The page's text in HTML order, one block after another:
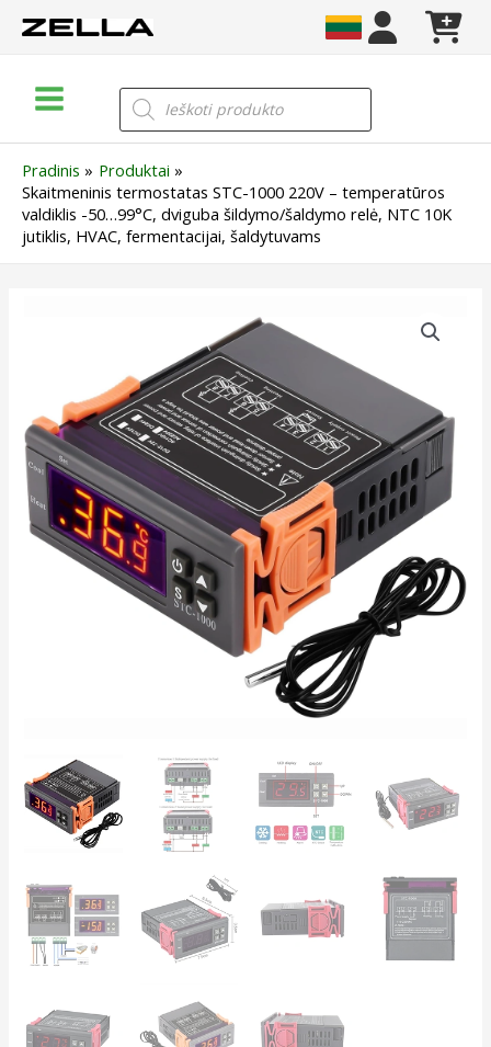
prie
Menu
Products
search
Pradinis
Produktai
Skaitmeninis termostatas STC-1000 220V – temperatūros
valdiklis -50…99°C, dviguba šildymo/šaldymo relė, NTC 10K
jutiklis, HVAC, fermentacijai, šaldytuvams
termostatas
1000
220V
–
temperatūros
valdiklis
jutiklis,
HVAC,
fermentacijai,
šaldytuvams